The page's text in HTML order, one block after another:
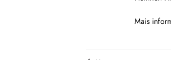
Mais